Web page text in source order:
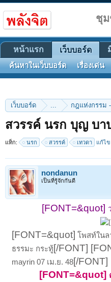
เว็บบอร์ด ... กฎแห่งกรรม
สวรรค์ นรก บุญ บา
แท็ก: นรก สวรรค์ เทวดา แก้ไข
nondanun
เป็นที่รู้จักกันดี
[FONT=&quot]
[FONT=&quot] โพสท์ในล
ธรรมะ กระทู้ [/FONT]
mayrin 07 เม.ย. 48[/FONT]
[FONT=&quot]
ชุ
หน้าแรก เว็บบอร์ด
ค้นหาในเว็บบอร์ด เรื่องเด่น